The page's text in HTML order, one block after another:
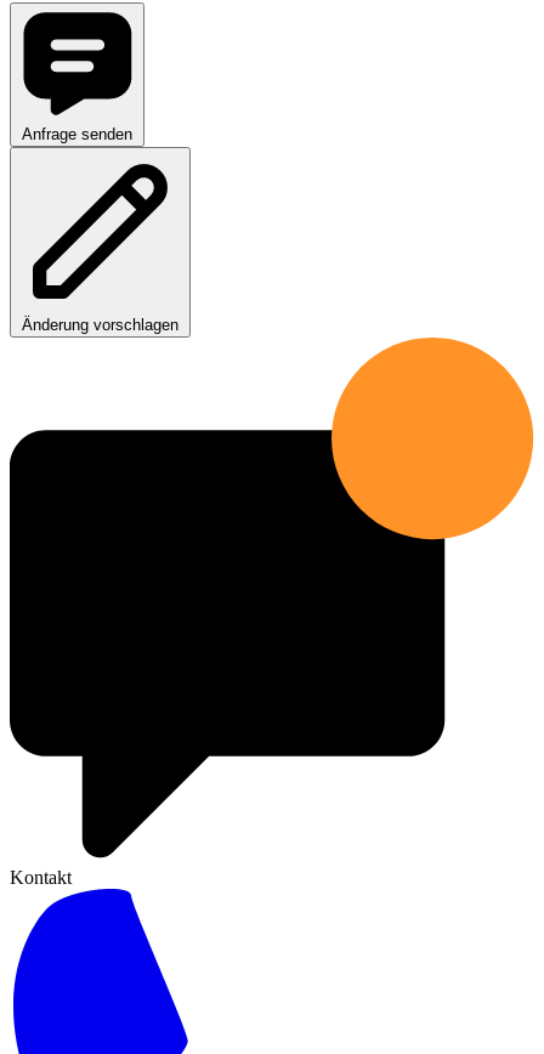
Anfrage senden
Änderung vorschlagen
Kontakt